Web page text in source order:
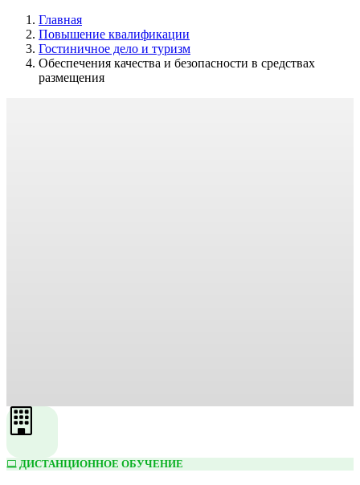
Главная
Повышение квалификации
Гостиничное дело и туризм
Обеспечения качества и безопасности в средствах
размещения
ДИСТАНЦИОННОЕ ОБУЧЕНИЕ